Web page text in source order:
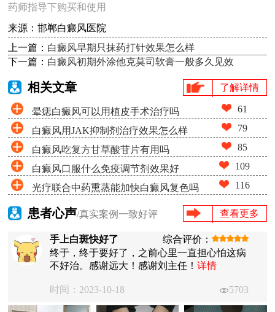
药师指导下购买和使用
来源：邯郸白癜风医院
上一篇： 白癜风早期只抹药打针效果怎么样
下一篇： 白癜风初期外涂他克莫司软膏一般多久见效
相关文章 了解详情
晕痣白癜风可以用植皮手术治疗吗 61
白癜风用JAK抑制剂治疗效果怎么样 79
白癜风吃复方甘草酸苷片有用吗 85
白癜风口服什么免疫调节剂效果好 109
光疗联合中药熏蒸能加快白癜风复色吗 116
患者心声/真实案例一致好评 查看更多
手上白斑快好了
综合评价：
终于，终于要好了，之前心里一直担心怕这病
不好治。感谢远大！感谢刘主任！详情
时间：2023-10-18 5703